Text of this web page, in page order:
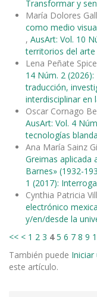
Transformar y
María Dolores
como medio
, AusArt: Vol. 10
territorios del
Lena Peñate
14 Núm. 2
traducción,
interdisciplinar en
Oscar Cornago
AusArt: Vol. 4
tecnologías
Ana María Sainz
Greimas aplicada
Barnes» (1932-
1 (2017):
Cynthia Patricia
electrónico
y/en/desde la
<< < 1 2 3 4 5 6 7 8 9
También puede Iniciar
este artículo.